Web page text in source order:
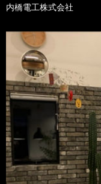
内橋電工株式会社